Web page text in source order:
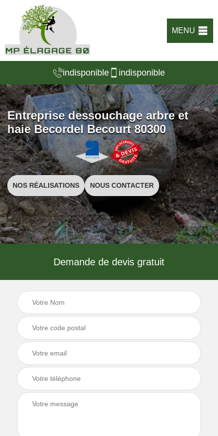
MENU
indisponible indisponible
Entreprise dessouchage arbre et
haie Becordel Becourt 80300
NOS RÉALISATIONS NOUS CONTACTER
Demande de devis gratuit